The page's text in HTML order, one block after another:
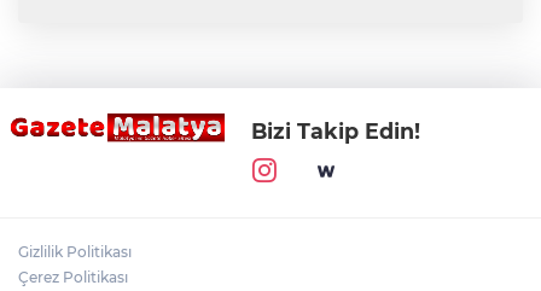
Bizi Takip Edin!
Gizlilik Politikası
Çerez Politikası